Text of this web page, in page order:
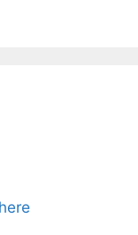
here